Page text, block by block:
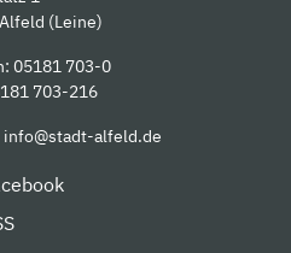
(Leine)
05181 703-0
703-216
info@stadt-alfeld.de